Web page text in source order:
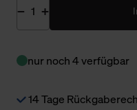
nur noch 4 verfügbar
14 Tage